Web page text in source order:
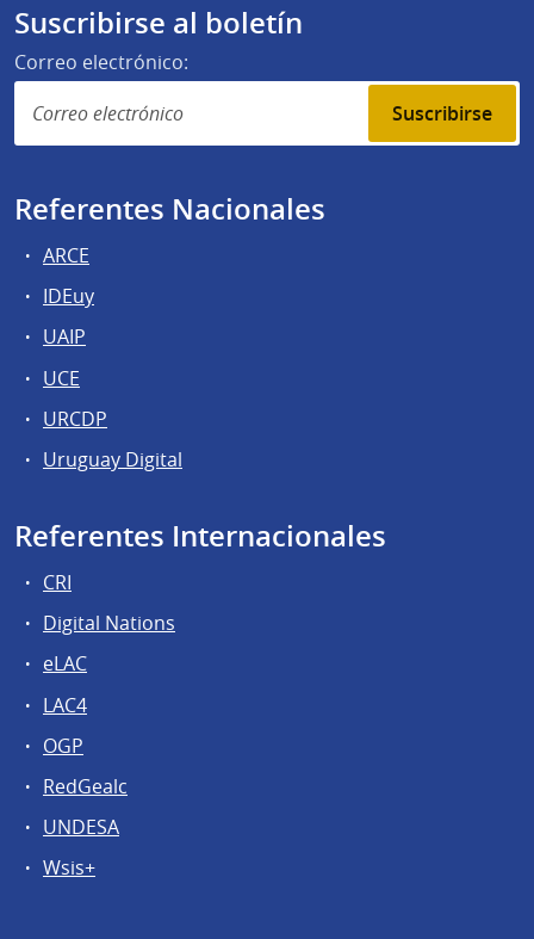
Suscribirse al boletín
Correo electrónico:
Suscribirse
Referentes Nacionales
ARCE
IDEuy
UAIP
UCE
URCDP
Uruguay Digital
Referentes Internacionales
CRI
Digital Nations
eLAC
LAC4
OGP
RedGealc
UNDESA
Wsis+